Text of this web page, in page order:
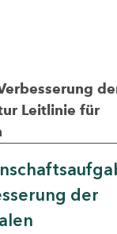
Leitlinie für
der